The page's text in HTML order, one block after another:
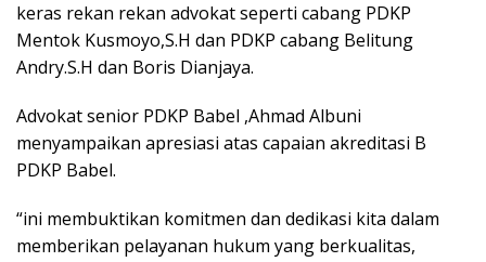
keras rekan rekan advokat seperti cabang PDKP
Mentok Kusmoyo,S.H dan PDKP cabang Belitung
Andry.S.H dan Boris Dianjaya.
Advokat senior PDKP Babel ,Ahmad Albuni
menyampaikan apresiasi atas capaian akreditasi B
PDKP Babel.
“ini membuktikan komitmen dan dedikasi kita dalam
memberikan pelayanan hukum yang berkualitas,